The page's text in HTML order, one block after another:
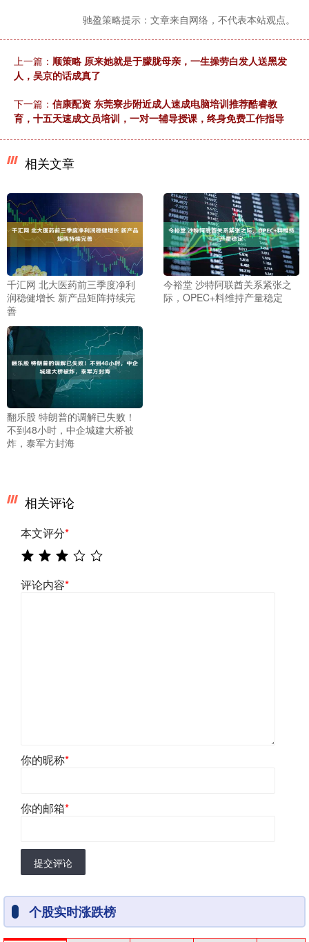
驰盈策略提示：文章来自网络，不代表本站观点。
上一篇： 顺策略 原来她就是于朦胧母亲，一生操劳白发人送黑发
人，吴京的话成真了
下一篇： 信康配资 东莞寮步附近成人速成电脑培训推荐酷睿教
育，十五天速成文员培训，一对一辅导授课，终身免费工作指导
相关文章
千汇网 北大医药前三季度净利
润稳健增长 新产品矩阵持续完
善
今裕堂 沙特阿联酋关系紧张之
际，OPEC+料维持产量稳定
翻乐股 特朗普的调解已失败！
不到48小时，中企城建大桥被
炸，泰军方封海
相关评论
本文评分*
评论内容*
你的昵称*
你的邮箱*
提交评论
个股实时涨跌榜